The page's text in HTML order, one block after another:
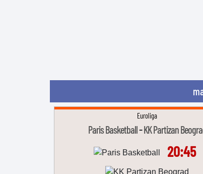
Euroliga
Paris Basketball-KK Partizan
20:45